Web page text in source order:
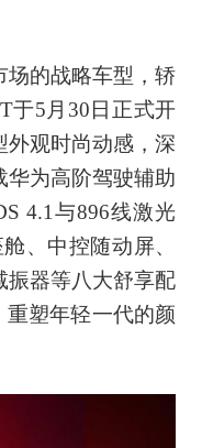
场的战略车型，轿
于5月30日正式开
外观时尚动感，深
华为高阶驾驶辅助
4.1与896线激光
、中控随动屏、
振器等八大舒享配
重塑年轻一代的颜